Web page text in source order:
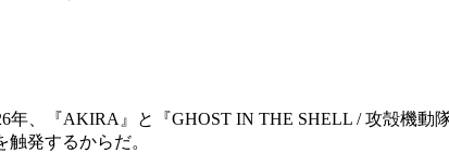
、『AKIRA』と『GHOST IN THE SHELL / 攻殻機動
発するからだ。